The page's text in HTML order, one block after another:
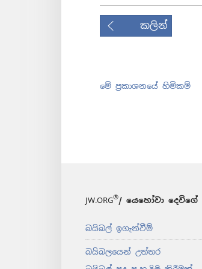
කලින්
මේ ප්‍රකාශනයේ හිමිකම්
JW.ORG®/ යෙහෝවා
බයිබල් ඉගැන්වීම්
බයිබලයෙන් උත්තර